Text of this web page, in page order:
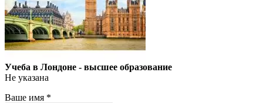
Учеба в Лондоне - высшее образование
Не указана
Ваше имя *